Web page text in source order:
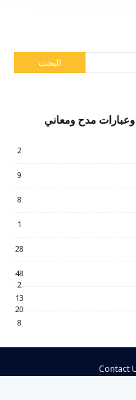
وعبارات مدح ومعاني
2
9
8
1
28
48
2
13
20
8
Contact